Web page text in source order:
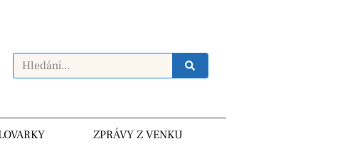
ZPRÁVY Z VENKU